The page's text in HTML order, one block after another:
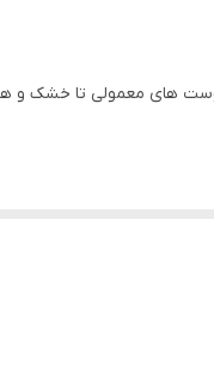
پوست های معمولی تا